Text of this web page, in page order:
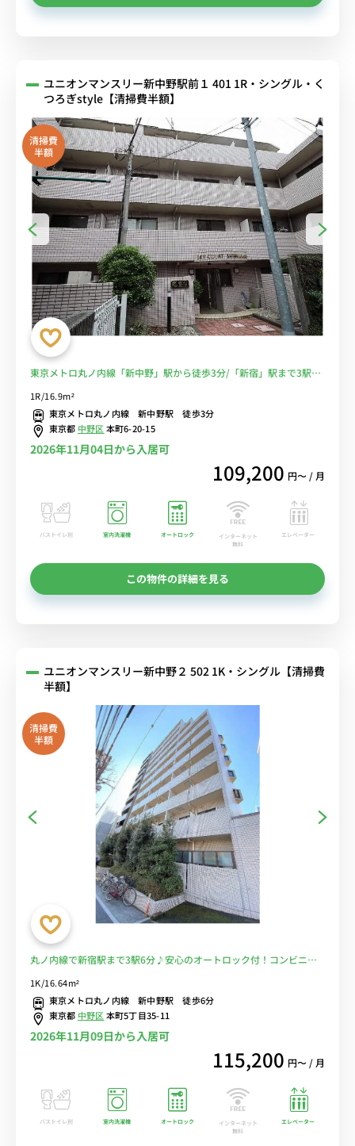
ユニオンマンスリー新中野駅前１ 401 1R・シングル・く
つろぎstyle【清掃費半額】
清掃費
半額
東京メトロ丸ノ内線「新中野」駅から徒歩3分/「新宿」駅まで3駅■
1R/16.9m²
東京メトロ丸ノ内線 新中野駅 徒歩3分
東京都 中野区本町6-20-15
2026年11月04日から入居可
109,200 円〜 / 月
バストイレ別 室内洗濯機 オートロック
インターネット
無料
エレベーター
この物件の詳細を見る
ユニオンマンスリー新中野２ 502 1K・シングル【清掃費
半額】
清掃費
半額
丸ノ内線で新宿駅まで3駅6分♪安心のオートロック付！コンビニ至
1K/16.64m²
東京メトロ丸ノ内線 新中野駅 徒歩6分
東京都 中野区本町5丁目35-11
2026年11月09日から入居可
115,200 円〜 / 月
バストイレ別 室内洗濯機 オートロック
インターネット
無料
エレベーター